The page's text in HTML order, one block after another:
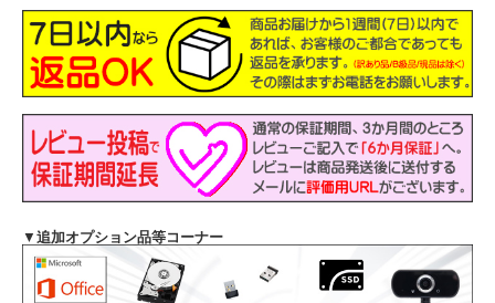
主なスペック
機種 NEC VersaPro タイプVX VKH19/X
液晶 15.6インチ HD 解像度1366x768
OS Windows11-Pro 64Bit
▼ 追加オプション品等コーナー